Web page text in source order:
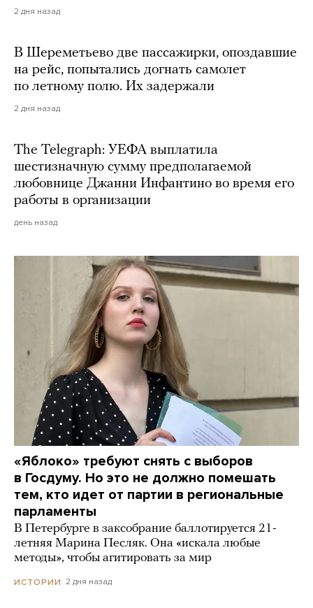
2 дня назад
В Шереметьево две пассажирки, опоздавшие
на рейс, попытались догнать самолет
по летному полю. Их задержали
2 дня назад
The Telegraph: УЕФА выплатила
шестизначную сумму предполагаемой
любовнице Джанни Инфантино во время его
работы в организации
день назад
«Яблоко» требуют снять с выборов
в Госдуму. Но это не должно помешать
тем, кто идет от партии в региональные
парламенты
В Петербурге в заксобрание баллотируется 21-
летняя Марина Песляк. Она «искала любые
методы», чтобы агитировать за мир
ИСТОРИИ 2 дня назад